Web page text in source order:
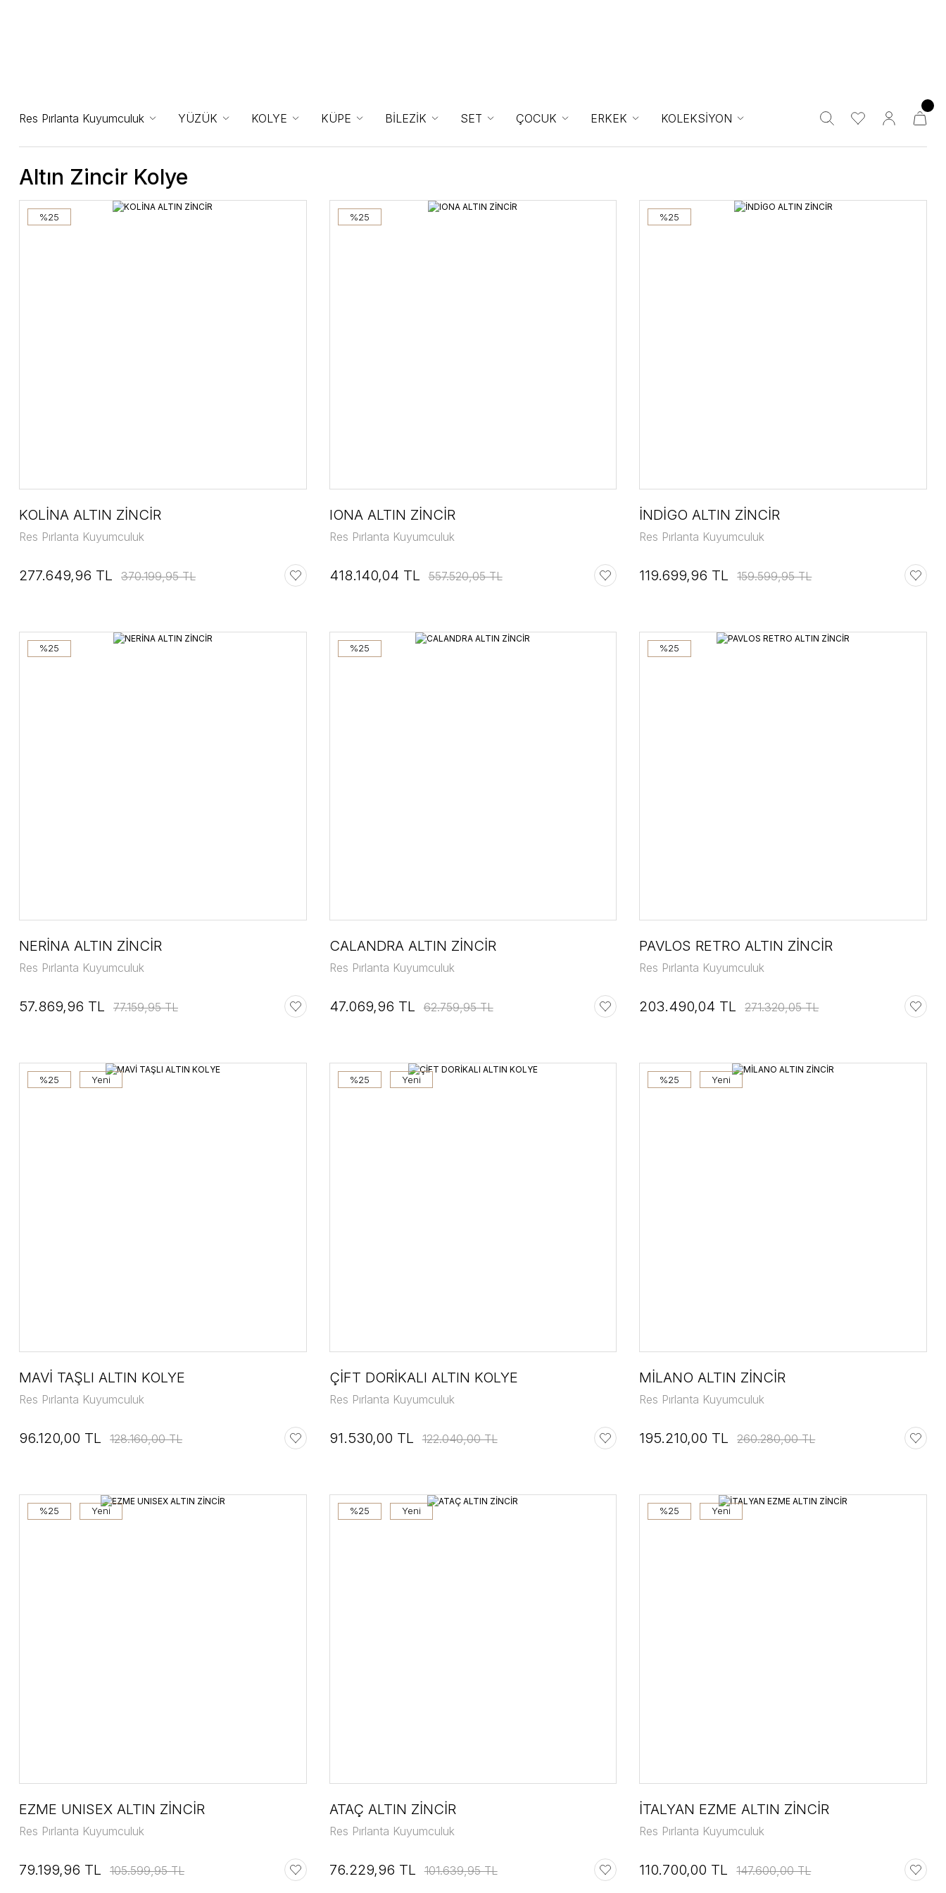
Res Pırlanta Kuyumculuk YÜZÜK KOLYE KÜPE BİLEZİK SET ÇOCUK ERKEK KOLEKSİYON
Altın Zincir Kolye
%25
KOLİNA ALTIN ZİNCİR
Res Pırlanta Kuyumculuk
277.649,96 TL 370.199,95 TL
%25
IONA ALTIN ZİNCİR
Res Pırlanta Kuyumculuk
418.140,04 TL 557.520,05 TL
%25
İNDİGO ALTIN ZİNCİR
Res Pırlanta Kuyumculuk
119.699,96 TL 159.599,95 TL
%25
NERİNA ALTIN ZİNCİR
Res Pırlanta Kuyumculuk
57.869,96 TL 77.159,95 TL
%25
CALANDRA ALTIN ZİNCİR
Res Pırlanta Kuyumculuk
47.069,96 TL 62.759,95 TL
%25
PAVLOS RETRO ALTIN ZİNCİR
Res Pırlanta Kuyumculuk
203.490,04 TL 271.320,05 TL
%25 Yeni
MAVİ TAŞLI ALTIN KOLYE
Res Pırlanta Kuyumculuk
96.120,00 TL 128.160,00 TL
%25 Yeni
ÇİFT DORİKALI ALTIN KOLYE
Res Pırlanta Kuyumculuk
91.530,00 TL 122.040,00 TL
%25 Yeni
MİLANO ALTIN ZİNCİR
Res Pırlanta Kuyumculuk
195.210,00 TL 260.280,00 TL
%25 Yeni
EZME UNISEX ALTIN ZİNCİR
Res Pırlanta Kuyumculuk
79.199,96 TL 105.599,95 TL
%25 Yeni
ATAÇ ALTIN ZİNCİR
Res Pırlanta Kuyumculuk
76.229,96 TL 101.639,95 TL
%25 Yeni
İTALYAN EZME ALTIN ZİNCİR
Res Pırlanta Kuyumculuk
110.700,00 TL 147.600,00 TL